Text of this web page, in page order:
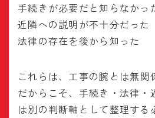
手続きが必要だと知らなかっ
近隣への説明が不十分だった
法律の存在を後から知った
これらは、工事の腕とは無関
だからこそ、手続き・法律・
は別の判断軸として整理する